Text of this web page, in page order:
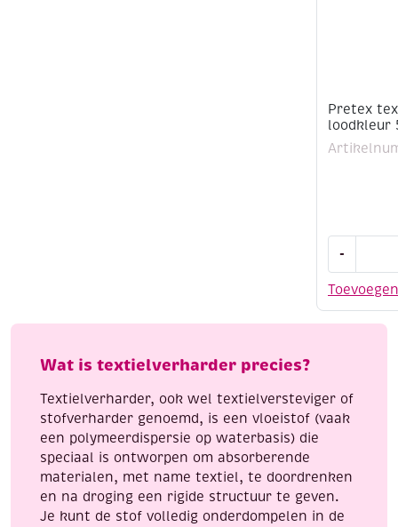
Pretex
loodkleur
Toevoegen
-
loodkleur
liter
Wat is textielverharder precies?
Textielverharder, ook wel textielversteviger of
stofverharder genoemd, is een vloeistof (vaak
een polymeerdispersie op waterbasis) die
speciaal is ontworpen om absorberende
materialen, met name textiel, te doordrenken
en na droging een rigide structuur te geven.
Je kunt de stof volledig onderdompelen in de